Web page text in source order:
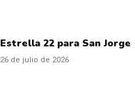
Estrella 22 para San Jorge
26 de julio de 2026